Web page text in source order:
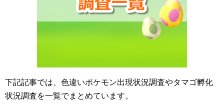
下記記事では、色違いポケモン出現状況調査やタマゴ孵化
状況調査を一覧でまとめています。